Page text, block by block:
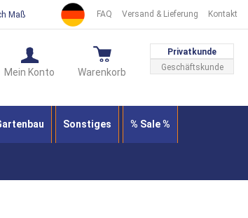
FAQ Versand & Lieferung Kontakt
Maß
Privatkunde
Geschäftskunde
Warenkorb
Mein Konto
Sonstiges % Sale %